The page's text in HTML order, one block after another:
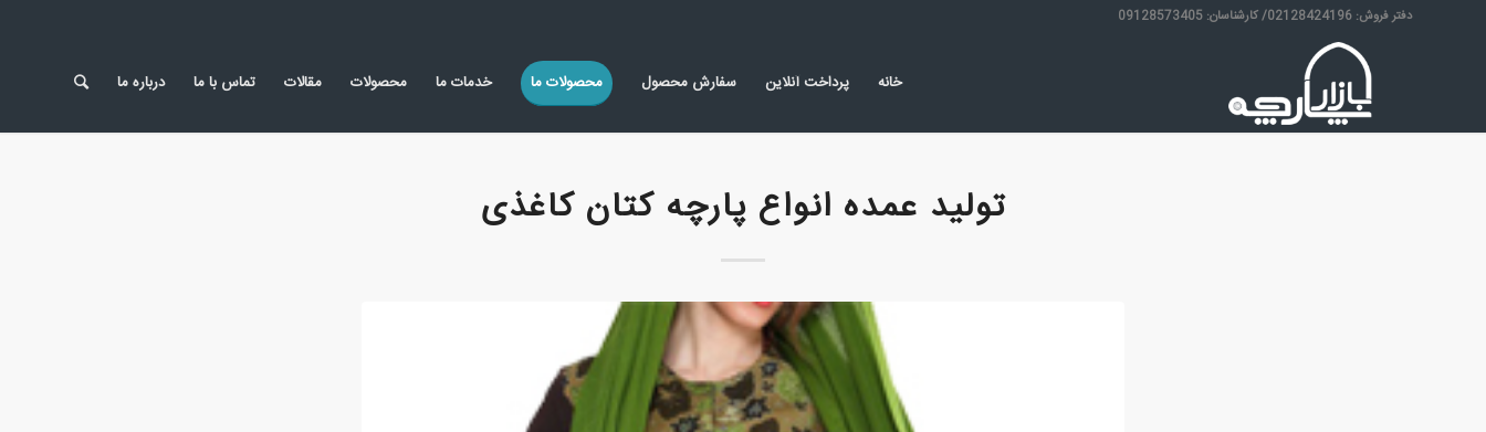
دفتر فروش: 02128424196/ کارشناسان: 09128573405
خانه پرداخت آنلاین سفارش محصول محصولات ما خدمات ما محصولات مقالات تماس با ما درباره ما
تولید عمده انواع پارچه کتان کاغذی